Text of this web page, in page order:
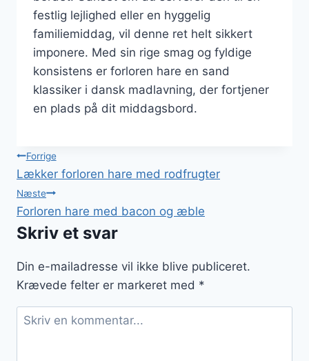
festlig lejlighed eller en hyggelig
familiemiddag, vil denne ret helt sikkert
imponere. Med sin rige smag og fyldige
konsistens er forloren hare en sand
klassiker i dansk madlavning, der fortjener
en plads på dit middagsbord.
Indlægsnavigation
Forrige
Lækker forloren hare med rodfrugter
Næste
Forloren hare med bacon og æble
Skriv et svar
Din e-mailadresse vil ikke blive publiceret.
Krævede felter er markeret med *